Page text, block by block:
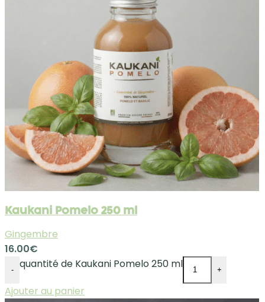
Kaukani Pomelo 250 ml
Gingembre
16.00€
- quantité de Kaukani Pomelo 250 ml +
Ajouter au panier